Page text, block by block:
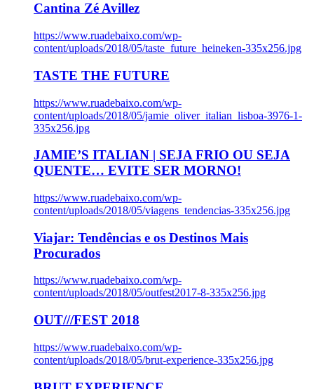
Cantina Zé Avillez
https://www.ruadebaixo.com/wp-
content/uploads/2018/05/taste_future_heineken-335x256.jpg
TASTE THE FUTURE
https://www.ruadebaixo.com/wp-
content/uploads/2018/05/jamie_oliver_italian_lisboa-3976-1-
335x256.jpg
JAMIE’S ITALIAN | SEJA FRIO OU SEJA
QUENTE… EVITE SER MORNO!
https://www.ruadebaixo.com/wp-
content/uploads/2018/05/viagens_tendencias-335x256.jpg
Viajar: Tendências e os Destinos Mais
Procurados
https://www.ruadebaixo.com/wp-
content/uploads/2018/05/outfest2017-8-335x256.jpg
OUT///FEST 2018
https://www.ruadebaixo.com/wp-
content/uploads/2018/05/brut-experience-335x256.jpg